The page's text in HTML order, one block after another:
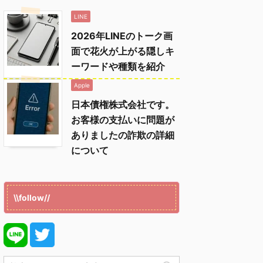
LINE
2026年LINEのトーク画
面で花火が上がる隠しキ
ーワードや種類を紹介
Apple
日本債権株式会社です。
お客様の支払いに問題が
ありましたの詐欺の詳細
について
\\follow//